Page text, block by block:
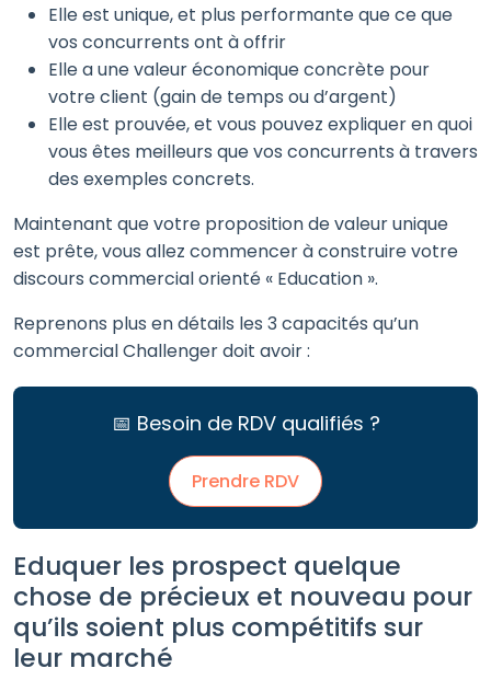
Elle est unique, et plus performante que ce que
vos concurrents ont à offrir
Elle a une valeur économique concrète pour
votre client (gain de temps ou d’argent)
Elle est prouvée, et vous pouvez expliquer en quoi
vous êtes meilleurs que vos concurrents à travers
des exemples concrets.
Maintenant que votre proposition de valeur unique
est prête, vous allez commencer à construire votre
discours commercial orienté « Education ».
Reprenons plus en détails les 3 capacités qu’un
commercial Challenger doit avoir :
📅 Besoin de RDV qualifiés ?
Prendre RDV
Eduquer les prospect quelque
chose de précieux et nouveau pour
qu’ils soient plus compétitifs sur
leur marché